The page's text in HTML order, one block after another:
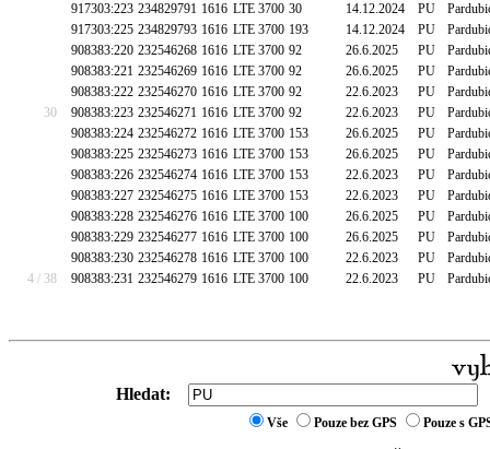
917303:223 234829791 1616 LTE 3700 30 14.12.2024 PU
917303:225 234829793 1616 LTE 3700 193 14.12.2024 PU
908383:220 232546268 1616 LTE 3700 92 26.6.2025 PU
908383:221 232546269 1616 LTE 3700 92 26.6.2025 PU
908383:222 232546270 1616 LTE 3700 92 22.6.2023 PU
30
908383:223 232546271 1616 LTE 3700 92 22.6.2023 PU
908383:224 232546272 1616 LTE 3700 153 26.6.2025 PU
908383:225 232546273 1616 LTE 3700 153 26.6.2025 PU
908383:226 232546274 1616 LTE 3700 153 22.6.2023 PU
908383:227 232546275 1616 LTE 3700 153 22.6.2023 PU
908383:228 232546276 1616 LTE 3700 100 26.6.2025 PU
908383:229 232546277 1616 LTE 3700 100 26.6.2025 PU
908383:230 232546278 1616 LTE 3700 100 22.6.2023 PU
4 / 38
908383:231 232546279 1616 LTE 3700 100 22.6.2023 PU
Hledat:
Vše Pouze bez GPS Pouze s